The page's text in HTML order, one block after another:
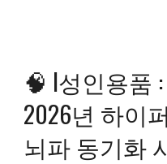
🧠 I성인용품
2026년 하이
뇌파 동기화